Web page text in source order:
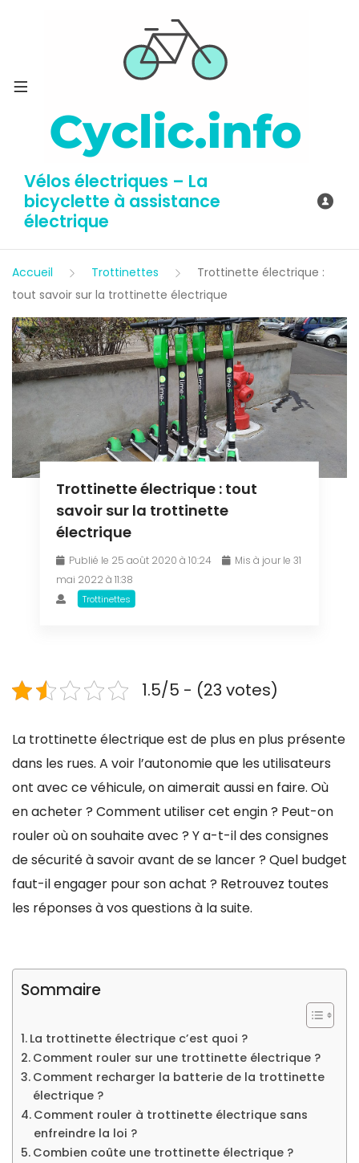
Vélos électriques – La
bicyclette à assistance
électrique
Accueil Trottinettes
Trottinette électrique :
tout savoir sur la trottinette électrique
Trottinette électrique : tout
savoir sur la trottinette
électrique
Publié le 25 août 2020 à 10:24
Mis à jour le 31
mai 2022 à 11:38
Trottinettes
1.5/5 - (23 votes)
La trottinette électrique est de plus en plus présente
dans les rues. A voir l’autonomie que les utilisateurs
ont avec ce véhicule, on aimerait aussi en faire. Où
en acheter ? Comment utiliser cet engin ? Peut-on
rouler où on souhaite avec ? Y a-t-il des consignes
de sécurité à savoir avant de se lancer ? Quel budget
faut-il engager pour son achat ? Retrouvez toutes
les réponses à vos questions à la suite.
Sommaire
La trottinette électrique c’est quoi ?
Comment rouler sur une trottinette électrique ?
Comment recharger la batterie de la trottinette
électrique ?
Comment rouler à trottinette électrique sans
enfreindre la loi ?
Combien coûte une trottinette électrique ?